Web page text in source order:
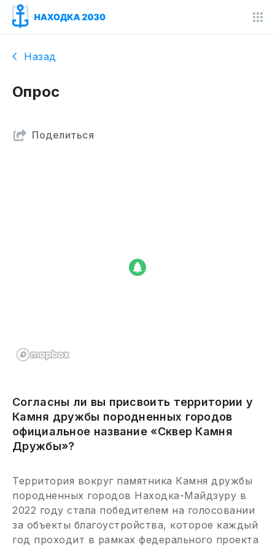
Назад
Опрос
Поделиться
Согласны ли вы присвоить территории у
Камня дружбы породненных городов
официальное название «Сквер Камня
Дружбы»?
Территория вокруг памятника Камня дружбы
породненных городов Находка-Майдзуру в
2022 году стала победителем на голосовании
за объекты благоустройства, которое каждый
год проходит в рамках федерального проекта